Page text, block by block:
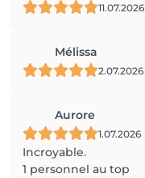
11.07.2026
Mélissa
2.07.2026
Aurore
1.07.2026
Incroyable.
1 personnel au top